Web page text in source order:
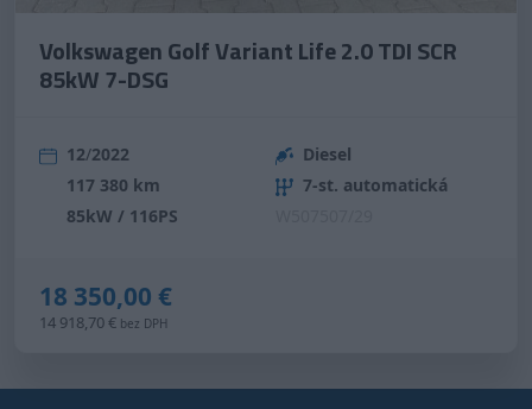
Volkswagen Golf Variant Life 2.0 TDI SCR
85kW 7-DSG
12/2022
117 380 km
85kW / 116PS
Diesel
7-st. automatická
18 350,00 €
14 918,70 € bez DPH